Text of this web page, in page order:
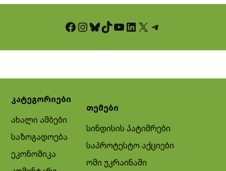
Facebook InstagramBluesky TikTok YouTube LinkedIn X Telegram
კატეგორიები
ახალი ამბები
საზოგადოება
ეკონომიკა
თემები
სინდისის პატიმრები
საპროტესტო აქციები
ომი უკრაინაში